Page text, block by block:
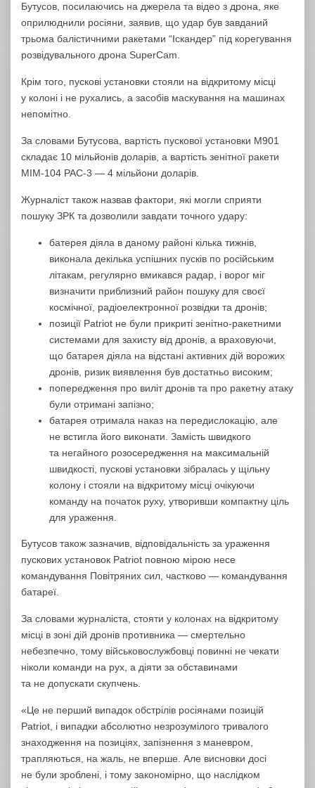
Бутусов, посилаючись на джерела та відео з дрона, яке
оприлюднили росіяни, заявив, що удар був завданий
трьома балістичними ракетами “Іскандер” під корегування
розвідувального дрона SuperCam.
Крім того, пускові установки стояли на відкритому місці
у колоні і не рухались, а засобів маскування на машинах
непомітно.
За словами Бутусова, вартість пускової установки М901
складає 10 мільйонів доларів, а вартість зенітної ракети
MIM-104 PAC-3 — 4 мільйони доларів.
Журналіст також назвав фактори, які могли сприяти
пошуку ЗРК та дозволили завдати точного удару:
батерея діяла в даному районі кілька тижнів,
виконала декілька успішних пусків по російським
літакам, регулярно вмикався радар, і ворог міг
визначити приблизний район пошуку для своєї
космічної, радіоелектронної розвідки та дронів;
позиції Patriot не були прикриті зенітно-ракетними
системами для захисту від дронів, а враховуючи,
що батарея діяла на відстані активних дій ворожих
дронів, ризик виявлення був достатньо високим;
попередження про виліт дронів та про ракетну атаку
були отримані запізно;
батарея отримала наказ на передислокацію, але
не встигла його виконати. Замість швидкого
та негайного розосередження на максимальній
швидкості, пускові установки зібралась у щільну
колону і стояли на відкритому місці очікуючи
команду на початок руху, утворивши компактну ціль
для ураження.
Бутусов також зазначив, відповідальність за ураження
пускових установок Patriot повною мірою несе
командування Повітряних сил, частково — командування
батареї.
За словами журналіста, стояти у колонах на відкритому
місці в зоні дій дронів противника — смертельно
небезпечно, тому військовослужбовці повинні не чекати
ніколи команди на рух, а діяти за обставинами
та не допускати скупчень.
«Це не перший випадок обстрілів росіянами позицій
Patriot, і випадки абсолютно незрозумілого тривалого
знаходження на позиціях, запізнення з маневром,
трапляються, на жаль, не вперше. Але висновки досі
не були зроблені, і тому закономірно, що наслідком